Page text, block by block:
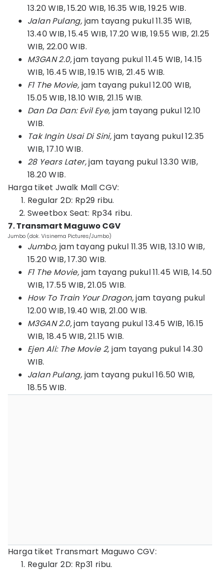
13.20 WIB, 15.20 WIB, 16.35 WIB, 19.25 WIB.
Jalan Pulang, jam tayang pukul 11.35 WIB,
13.40 WIB, 15.45 WIB, 17.20 WIB, 19.55 WIB, 21.25
WIB, 22.00 WIB.
M3GAN 2.0,jam tayang pukul 11.45 WIB, 14.15
WIB, 16.45 WIB, 19.15 WIB, 21.45 WIB.
F1 The Movie, jam tayang pukul 12.00 WIB,
15.05 WIB, 18.10 WIB, 21.15 WIB.
Dan Da Dan: Evil Eye, jam tayang pukul 12.10
WIB.
Tak Ingin Usai Di Sini, jam tayang pukul 12.35
WIB, 17.10 WIB.
28 Years Later,jam tayang pukul 13.30 WIB,
18.20 WIB.
Harga tiket Jwalk Mall CGV:
Regular 2D: Rp29 ribu.
Sweetbox Seat: Rp34 ribu.
7. Transmart Maguwo CGV
Jumbo (dok. Visinema Pictures/Jumbo)
Jumbo, jam tayang pukul 11.35 WIB, 13.10 WIB,
15.20 WIB, 17.30 WIB.
F1 The Movie, jam tayang pukul 11.45 WIB, 14.50
WIB, 17.55 WIB, 21.05 WIB.
How To Train Your Dragon,jam tayang pukul
12.00 WIB, 19.40 WIB, 21.00 WIB.
M3GAN 2.0,jam tayang pukul 13.45 WIB, 16.15
WIB, 18.45 WIB, 21.15 WIB.
Ejen Ali: The Movie 2, jam tayang pukul 14.30
WIB.
Jalan Pulang, jam tayang pukul 16.50 WIB,
18.55 WIB.
Harga tiket Transmart Maguwo CGV:
Regular 2D: Rp31 ribu.